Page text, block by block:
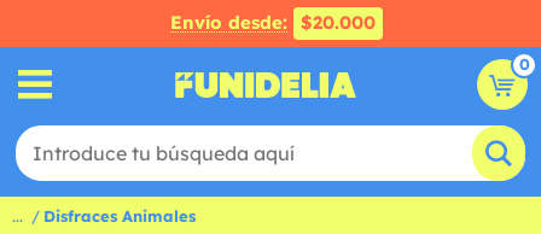
Envío desde: $20.000
0
... Disfraces Animales